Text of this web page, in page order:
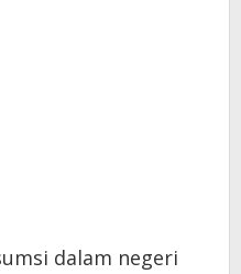
dalam negeri